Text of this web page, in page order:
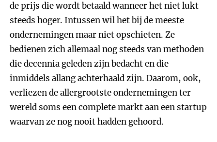
de prijs die wordt betaald wanneer het niet lukt
steeds hoger. Intussen wil het bij de meeste
ondernemingen maar niet opschieten. Ze
bedienen zich allemaal nog steeds van methoden
die decennia geleden zijn bedacht en die
inmiddels allang achterhaald zijn. Daarom, ook,
verliezen de allergrootste ondernemingen ter
wereld soms een complete markt aan een startup
waarvan ze nog nooit hadden gehoord.